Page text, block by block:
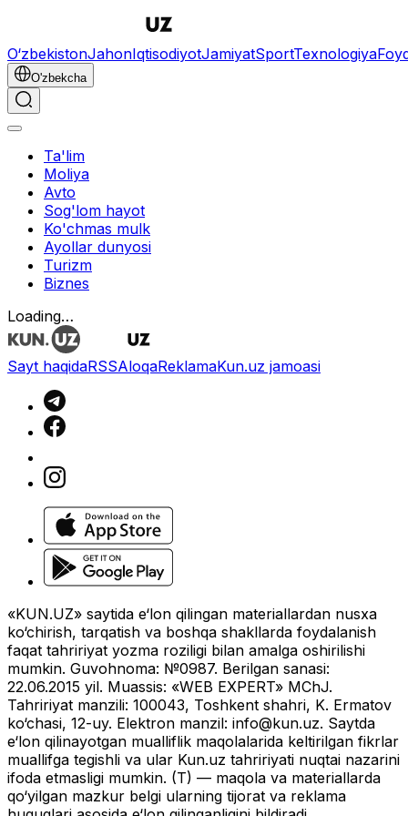
O‘zbekistonJahonIqtisodiyotJamiyatSportTexnologiya
O'zbekcha
Ta'lim
Moliya
Avto
Sog'lom hayot
Ko'chmas mulk
Ayollar dunyosi
Turizm
Biznes
O‘zbekcha
Reklama
Jamiyat|